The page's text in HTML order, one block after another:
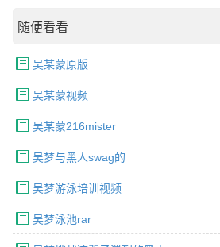
随便看看
吴某蒙原版
吴某蒙视频
吴某蒙216mister
吴梦与黑人swag的
吴梦游泳培训视频
吴梦泳池rar